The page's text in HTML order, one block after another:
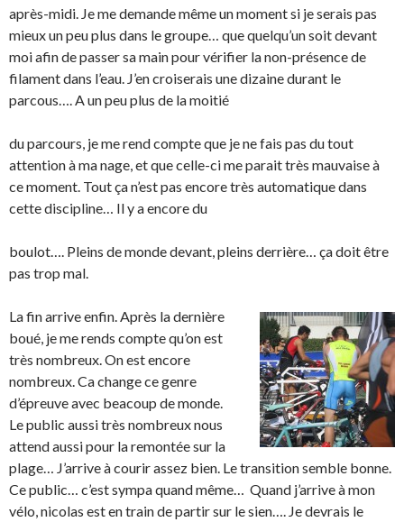
après-midi. Je me demande même un moment si je serais pas
mieux un peu plus dans le groupe… que quelqu’un soit devant
moi afin de passer sa main pour vérifier la non-présence de
filament dans l’eau. J’en croiserais une dizaine durant le
parcous…. A un peu plus de la moitié
du parcours, je me rend compte que je ne fais pas du tout
attention à ma nage, et que celle-ci me parait très mauvaise à
ce moment. Tout ça n’est pas encore très automatique dans
cette discipline… Il y a encore du
boulot…. Pleins de monde devant, pleins derrière… ça doit être
pas trop mal.
La fin arrive enfin. Après la dernière
boué, je me rends compte qu’on est
très nombreux. On est encore
nombreux. Ca change ce genre
d’épreuve avec beacoup de monde.
Le public aussi très nombreux nous
attend aussi pour la remontée sur la
plage… J’arrive à courir assez bien. Le transition semble bonne.
Ce public… c’est sympa quand même… Quand j’arrive à mon
vélo, nicolas est en train de partir sur le sien…. Je devrais le